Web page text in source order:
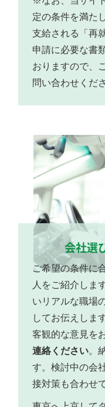
定の条件を満た
支給される「再
申請に必要な書
おりますので、
問い合わせくだ
会社選
ご希望の条件に
人をご紹介しま
いリアルな職場
してお伝えします
客観的な意見を
連絡ください。
す。検討中の会
接対策も合わせ